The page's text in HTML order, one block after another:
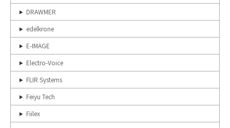
DRAWMER
edelkrone
E-IMAGE
Electro-Voice
FLIR Systems
Feiyu Tech
Fiilex